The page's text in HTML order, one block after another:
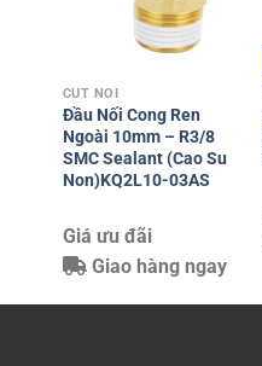
CÚT NỐI
Đầu Nối Cong Ren
Ngoài 10mm – R3/8
SMC Sealant (Cao Su
Non)KQ2L10-03AS
Giá ưu đãi
Giao hàng ngay